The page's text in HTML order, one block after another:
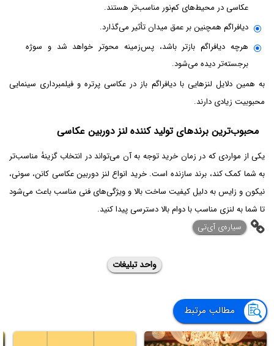
عکاسی در محیط‌های کم‌نور مناسب‌تر هستند.
دیافراگم همچنین بر عمق میدان تأثیر می‌گذارد.
هرچه دیافراگم بازتر باشد، پس‌زمینه محوتر خواهد شد و سوژه
برجسته‌تر دیده می‌شود.
به همین دلایل لنزهایی با دیافراگم باز در عکاسی پرتره و فیلمبرداری سینمایی
محبوبیت زیادی دارند.
محبوب‌ترین برندهای تولید کننده لنز دوربین عکاسی
یکی از مواردی که در زمان خرید توجه به آن می‌تواند در انتخاب گزینۀ مناسب‌تر
به شما کمک کند، برند سازنده است. خرید انواع لنز دوربین عکاسی کانن، سونی،
نیکون و زایس به دلیل کیفیت ساخت بالا و ویژگی‌های فنی مناسب باعث می‌شود
تا شما به لنزی مناسب با دوام بالا دسترسی پیدا کنید.
‌سیاره‌ی آی‌تی
واحد تبلیغات
مطالب مرتبط